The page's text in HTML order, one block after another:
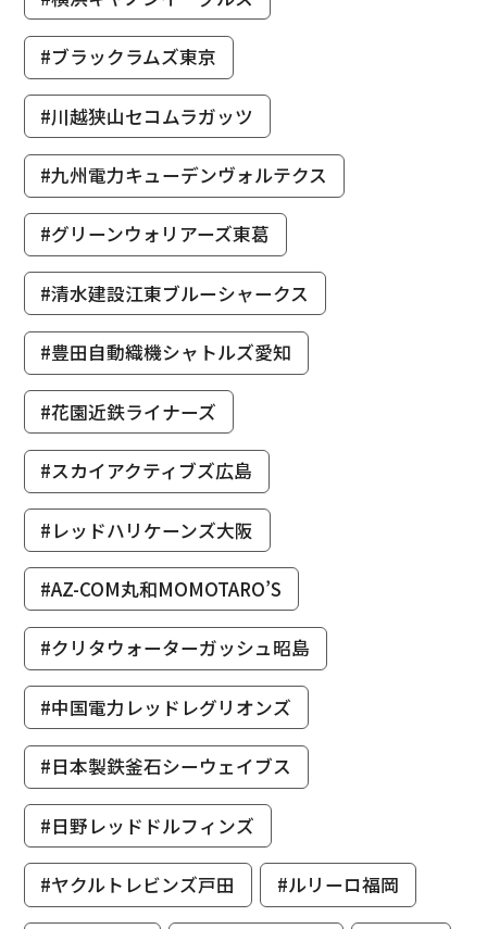
#ブラックラムズ東京
#川越狭山セコムラガッツ
#九州電力キューデンヴォルテクス
#グリーンウォリアーズ東葛
#清水建設江東ブルーシャークス
#豊田自動織機シャトルズ愛知
#花園近鉄ライナーズ
#スカイアクティブズ広島
#レッドハリケーンズ大阪
#AZ-COM丸和MOMOTARO’S
#クリタウォーターガッシュ昭島
#中国電力レッドレグリオンズ
#日本製鉄釜石シーウェイブス
#日野レッドドルフィンズ
#ヤクルトレビンズ戸田 #ルリーロ福岡